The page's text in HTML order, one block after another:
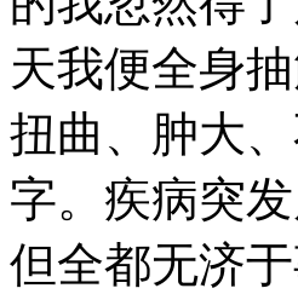
天我便全身
扭曲、肿大
字。疾病突
但全都无济